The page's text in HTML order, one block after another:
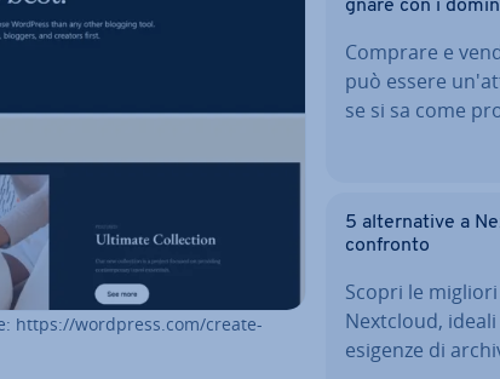
https://wordpress.com/create-
gna­re con i
Comprare e
può essere
se si sa come
5 al­ter­na­ti­ve a
confronto
Scopri le
Nextcloud,
esigenze di